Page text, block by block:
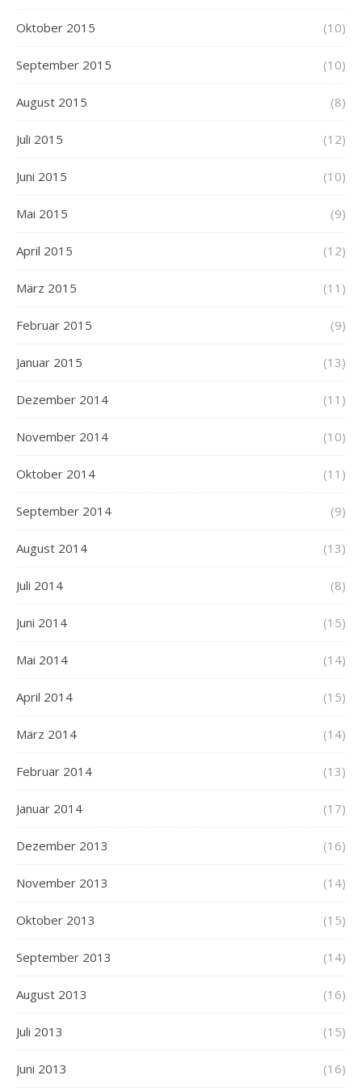
Oktober 2015 (10)
September 2015 (10)
August 2015 (8)
Juli 2015 (12)
Juni 2015 (10)
Mai 2015 (9)
April 2015 (12)
März 2015 (11)
Februar 2015 (9)
Januar 2015 (13)
Dezember 2014 (11)
November 2014 (10)
Oktober 2014 (11)
September 2014 (9)
August 2014 (13)
Juli 2014 (8)
Juni 2014 (15)
Mai 2014 (14)
April 2014 (15)
März 2014 (14)
Februar 2014 (13)
Januar 2014 (17)
Dezember 2013 (16)
November 2013 (14)
Oktober 2013 (15)
September 2013 (14)
August 2013 (16)
Juli 2013 (15)
Juni 2013 (16)